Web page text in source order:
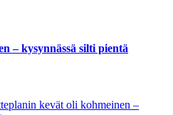
– kysynnässä silti pientä
kevät oli kohmeinen –